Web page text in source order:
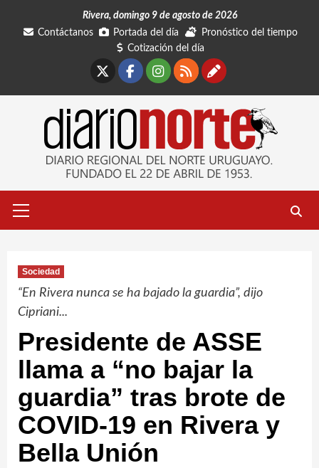
Rivera, domingo 9 de agosto de 2026
Contáctanos
Portada del día
Pronóstico del tiempo
Cotización del día
Facebook
Instagram
RSSContáctanos
primario
Sociedad
“En Rivera nunca se ha bajado la guardia”, dijo
Cipriani...
Presidente de ASSE
llama a “no bajar la
guardia” tras brote de
COVID-19 en Rivera y
Bella Unión